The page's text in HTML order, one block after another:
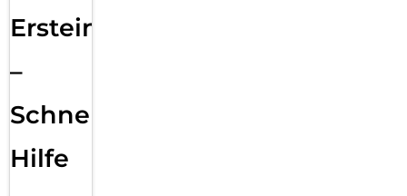
Ersteinrichtung
–
Schnelle
Hilfe